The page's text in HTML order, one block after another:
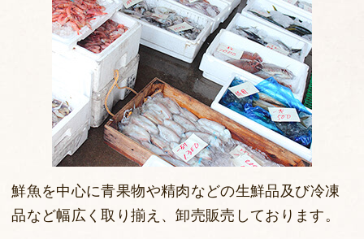
鮮魚を中心に青果物や精肉などの生鮮品及び冷凍
品など幅広く取り揃え、卸売販売しております。